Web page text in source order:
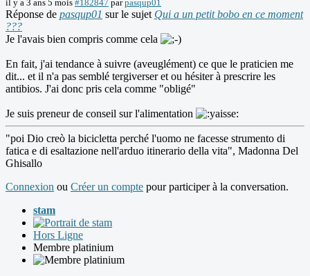
il y a 3 ans 5 mois #182847 parpasqup01
Réponse de pasqup01 sur le sujet Qui a un petit bobo en ce moment
???
Je l'avais bien compris comme cela
En fait, j'ai tendance à suivre (aveuglément) ce que le praticien me
dit... et il n'a pas semblé tergiverser et ou hésiter à prescrire les
antibios. J'ai donc pris cela comme "obligé"
Je suis preneur de conseil sur l'alimentation
"poi Dio creò la bicicletta perché l'uomo ne facesse strumento di
fatica e di esaltazione nell'arduo itinerario della vita", Madonna Del
Ghisallo
Connexion ou Créer un compte pour participer à la conversation.
stam
Hors Ligne
Membre platinium